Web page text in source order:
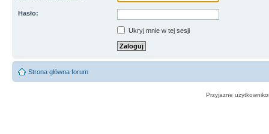
Hasło:
Ukryj mnie w tej sesji
Strona główna forum
Przyjazne